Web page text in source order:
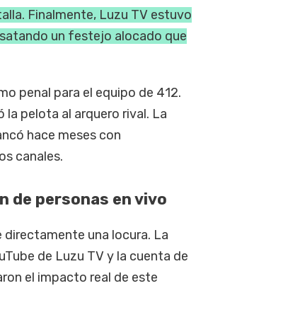
Finalmente, Luzu TV estuvo
un festejo alocado que
penal para el equipo de 412.
la pelota al arquero rival. La
hace meses con
canales.
de personas en vivo
una locura. La
de Luzu TV y la cuenta de
el impacto real de este